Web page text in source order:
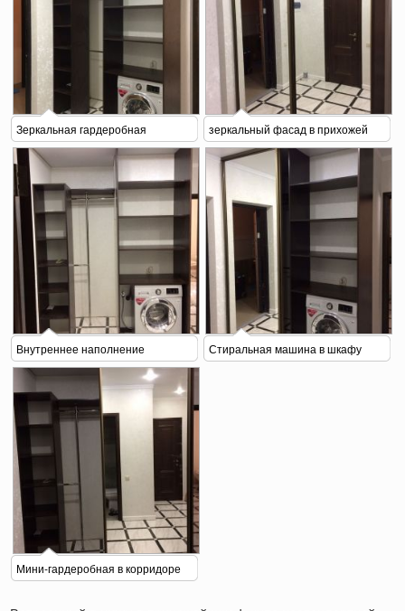
Зеркальная гардеробная зеркальный фасад в прихожей
Внутреннее наполнение Стиральная машина в шкафу
Мини-гардеробная в корридоре